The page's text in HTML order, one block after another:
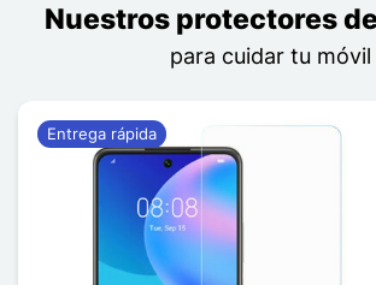
Nuestros protectores
para cuidar tu móvil
Entrega rápida